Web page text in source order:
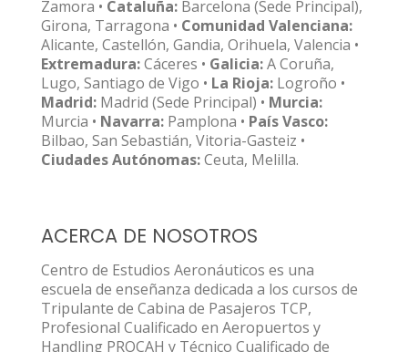
Zamora • Cataluña: Barcelona (Sede Principal),
Girona, Tarragona • Comunidad Valenciana:
Alicante, Castellón, Gandia, Orihuela, Valencia •
Extremadura:Cáceres • Galicia:A Coruña,
Lugo, Santiago de Vigo • La Rioja: Logroño •
Madrid: Madrid (Sede Principal) • Murcia:
Murcia • Navarra: Pamplona • País Vasco:
Bilbao, San Sebastián, Vitoria-Gasteiz •
Ciudades Autónomas:Ceuta, Melilla.
ACERCA DE NOSOTROS
Centro de Estudios Aeronáuticos es una
escuela de enseñanza dedicada a los cursos de
Tripulante de Cabina de Pasajeros TCP,
Profesional Cualificado en Aeropuertos y
Handling PROCAH y Técnico Cualificado de